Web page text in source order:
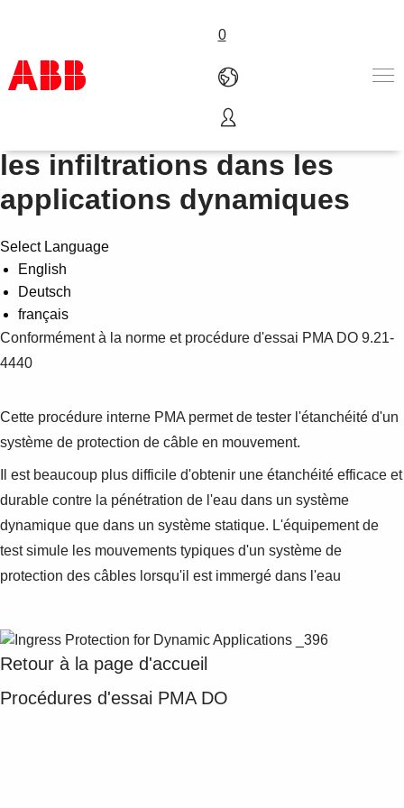
0
Produits & Services
Industries
Services
A propos
Où acheter
Contactez-nous
Carrières
Essai de protection contre
les infiltrations dans les
applications dynamiques
Select Language
English
Deutsch
français
Conformément à la norme et procédure d'essai PMA DO 9.21-
4440
Cette procédure interne PMA permet de tester l'étanchéité d'un
système de protection de câble en mouvement.
Il est beaucoup plus difficile d'obtenir une étanchéité efficace et
durable contre la pénétration de l'eau dans un système
dynamique que dans un système statique. L'équipement de
test simule les mouvements typiques d'un système de
protection des câbles lorsqu'il est immergé dans l'eau
Retour à la page d'accueil
Procédures d'essai PMA DO